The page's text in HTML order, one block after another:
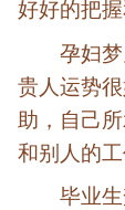
好好的把握
孕妇
贵人运势
助，自己
和别人的
毕业